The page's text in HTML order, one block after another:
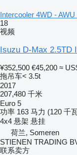
Intercooler 4WD -
18
视频
Isuzu D-Max 2.5TD
¥352,500 €45,200 ≈
拖吊车< 3.5t
2017
207,480 千米
Euro 5
功率 163 马力 (120 千
4x4 悬架 悬挂
荷兰, Someren
STIENEN TRADING
联系卖方